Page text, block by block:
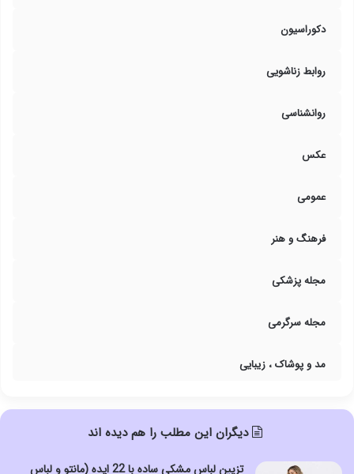
دکوراسیون
روابط زناشویی
روانشناسی
عکس
عمومی
فرهنگ و هنر
مجله پزشکی
مجله سرگرمی
مد و پوشاک ، زیبایی
دیگران این مطلب را هم دیده اند
تزیین لباس مشکی ساده با 22 ایده (مانتو و لباس